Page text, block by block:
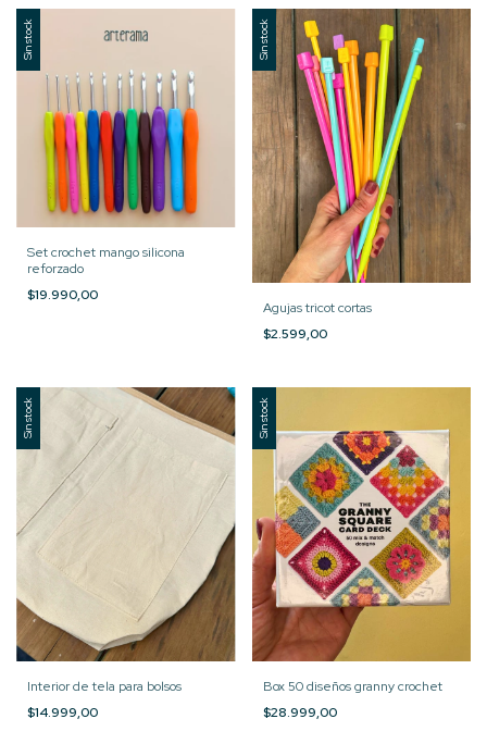
Sin stock
Set crochet mango silicona
reforzado
$19.990,00
Sin stock
Agujas tricot cortas
$2.599,00
Sin stock
Interior de tela para bolsos
$14.999,00
Sin stock
Box 50 diseños granny crochet
$28.999,00